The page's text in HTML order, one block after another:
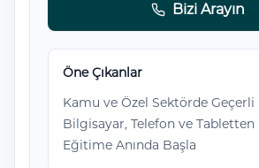
Bizi Arayın
Öne Çıkanlar
Kamu ve Özel Sektörde Geçerli
Bilgisayar, Telefon ve Tabletten
Eğitime Anında Başla